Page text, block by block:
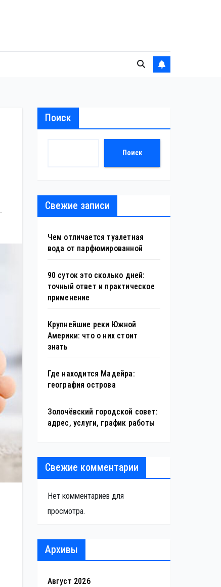
Поиск
Поиск
Свежие записи
Чем отличается туалетная
вода от парфюмированной
90 суток это сколько дней:
точный ответ и практическое
применение
Крупнейшие реки Южной
Америки: что о них стоит
знать
Где находится Мадейра:
география острова
Золочёвский городской совет:
адрес, услуги, график работы
Свежие комментарии
Нет комментариев для
просмотра.
Архивы
Август 2026